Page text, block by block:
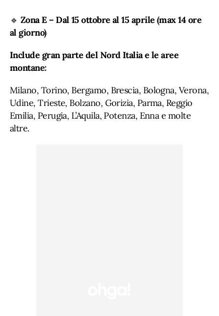
🔹 Zona E – Dal 15 ottobre al 15 aprile (max 14 ore
al giorno)
Include gran parte del Nord Italia e le aree
montane:
Milano, Torino, Bergamo, Brescia, Bologna, Verona,
Udine, Trieste, Bolzano, Gorizia, Parma, Reggio
Emilia, Perugia, L’Aquila, Potenza, Enna e molte
altre.